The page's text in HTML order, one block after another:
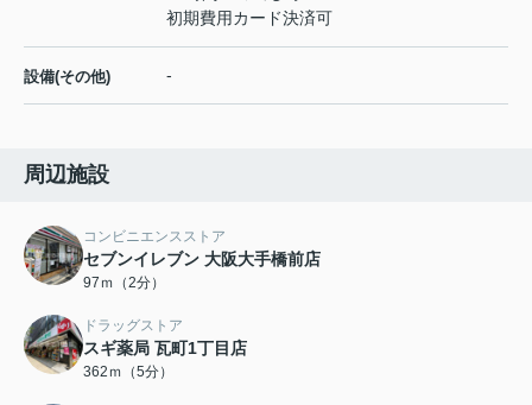
初期費用カード決済可
設備(その他) -
周辺施設
コンビニエンスストア
セブンイレブン 大阪大手橋前店
97ｍ（2分）
ドラッグストア
スギ薬局 瓦町1丁目店
362ｍ（5分）